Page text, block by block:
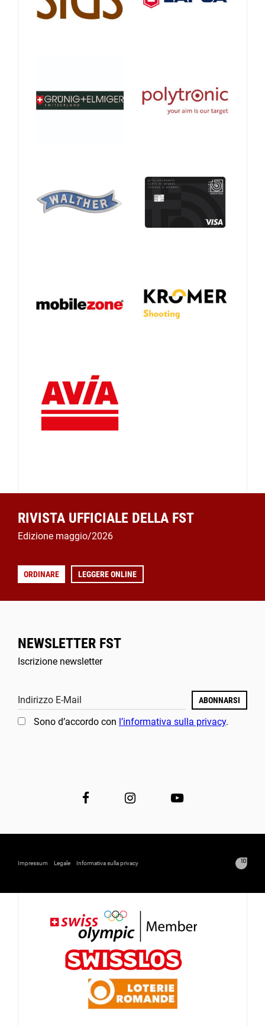
RIVISTA UFFICIALE DELLA FST
Edizione maggio/2026
ORDINARE LEGGERE ONLINE
NEWSLETTER FST
Iscrizione newsletter
Indirizzo E-Mail ABONNARSI
Sono d’accordo con l’informativa sulla privacy.
Impressum Legale Informativa sulla privacy